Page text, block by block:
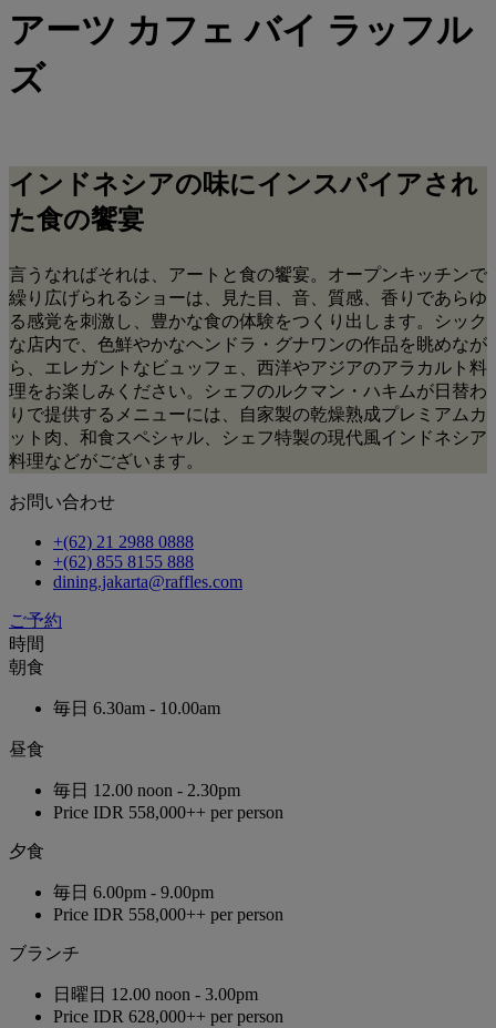
アーツ カフェ バイ ラッフル
ズ
インドネシアの味にインスパイアされ
た食の饗宴
言うなればそれは、アートと食の饗宴。オープンキッチンで
繰り広げられるショーは、見た目、音、質感、香りであらゆ
る感覚を刺激し、豊かな食の体験をつくり出します。シック
な店内で、色鮮やかなヘンドラ・グナワンの作品を眺めなが
ら、エレガントなビュッフェ、西洋やアジアのアラカルト料
理をお楽しみください。シェフのルクマン・ハキムが日替わ
りで提供するメニューには、自家製の乾燥熟成プレミアムカ
ット肉、和食スペシャル、シェフ特製の現代風インドネシア
料理などがございます。
お問い合わせ
+(62) 21 2988 0888
+(62) 855 8155 888
dining.jakarta@raffles.com
ご予約
時間
朝食
毎日 6.30am - 10.00am
昼食
毎日 12.00 noon - 2.30pm
Price IDR 558,000++ per person
夕食
毎日 6.00pm - 9.00pm
Price IDR 558,000++ per person
ブランチ
日曜日 12.00 noon - 3.00pm
Price IDR 628,000++ per person